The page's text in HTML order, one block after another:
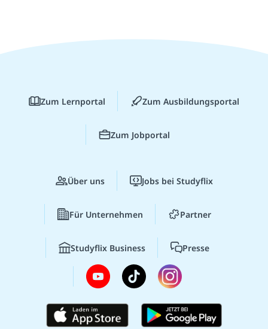
Zum Lernportal Zum Ausbildungsportal
Zum Jobportal
Über uns Jobs bei Studyflix
Für Unternehmen Partner
Studyflix Business Presse